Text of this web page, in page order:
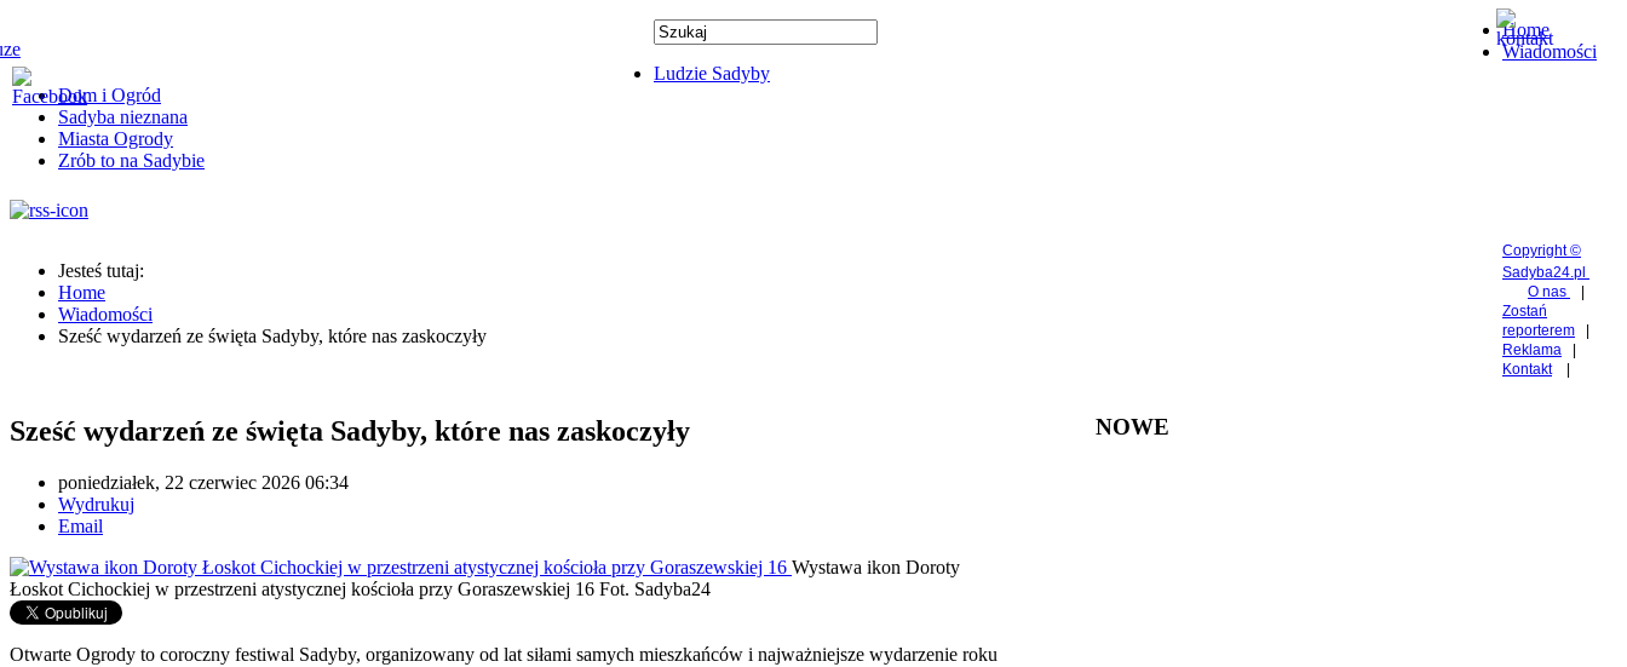
Home
Wiadomości
Ludzie Sadyby
Dom i Ogród
Sadyba nieznana
Miasta Ogrody
Zrób to na Sadybie
Jesteś tutaj:
Home
Wiadomości
Sześć wydarzeń ze święta Sadyby, które nas zaskoczyły
Sześć wydarzeń ze święta Sadyby, które nas zaskoczyły
poniedziałek, 22 czerwiec 2026 06:34
Wydrukuj
Email
Wystawa ikon Doroty
Łoskot Cichockiej w przestrzeni atystycznej kościoła przy Goraszewskiej 16 Fot. Sadyba24
Otwarte Ogrody to coroczny festiwal Sadyby, organizowany od lat siłami samych mieszkańców i najważniejsze wydarzenie roku
NOWE
Copyright ©
Sadyba24.pl
O nas
Zostań
reporterem
Reklama
Kontakt|